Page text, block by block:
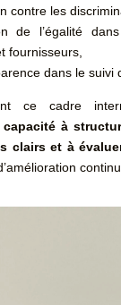
contre les
de l’égalité
fournisseurs,
dans le suivi
ce cadre
capacité à
clairs et à